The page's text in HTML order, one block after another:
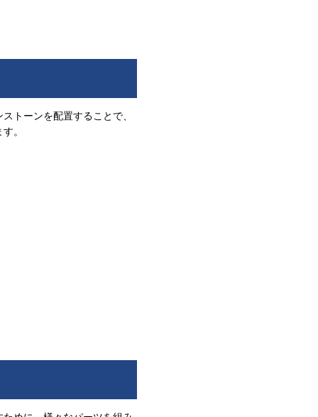
トーンを配置することで、
。